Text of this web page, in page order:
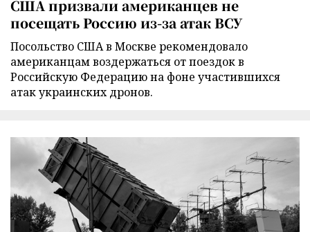
США призвали американцев не
посещать Россию из-за атак ВСУ
Посольство США в Москве рекомендовало
американцам воздержаться от поездок в
Российскую Федерацию на фоне участившихся
атак украинских дронов.